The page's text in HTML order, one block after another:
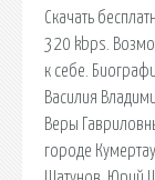
Скачать
320 kbps.
к себе.
Василия
Веры
городе